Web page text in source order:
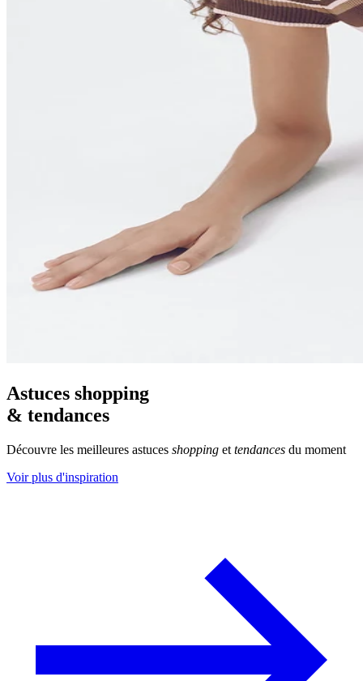
Astuces shopping
& tendances
Découvre les meilleures astuces shopping et tendances du moment
Voir plus d'inspiration